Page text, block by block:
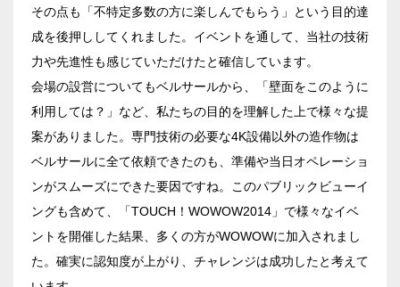
その点も「不特定多数の方に楽しんでもらう」という目的達
成を後押ししてくれました。イベントを通して、当社の技術
力や先進性も感じていただけたと確信しています。
会場の設営についてもベルサールから、「壁面をこのように
利用しては？」など、私たちの目的を理解した上で様々な提
案がありました。専門技術の必要な4K設備以外の造作物は
ベルサールに全て依頼できたのも、準備や当日オペレーショ
ンがスムーズにできた要因ですね。このパブリックビューイ
ングも含めて、「TOUCH！WOWOW2014」で様々なイベ
ントを開催した結果、多くの方がWOWOWに加入されまし
た。確実に認知度が上がり、チャレンジは成功したと考えて
ベルサール汐留
ベルサール東京汐留コンファレンスセンター
ベルサール三田ガーデン
東京ガーデンシアター
ベルサール有明コンファレンスセンター
ベルサール羽田空港
日時
日付／開始・終了時間から選ぶ
人数／レイアウト